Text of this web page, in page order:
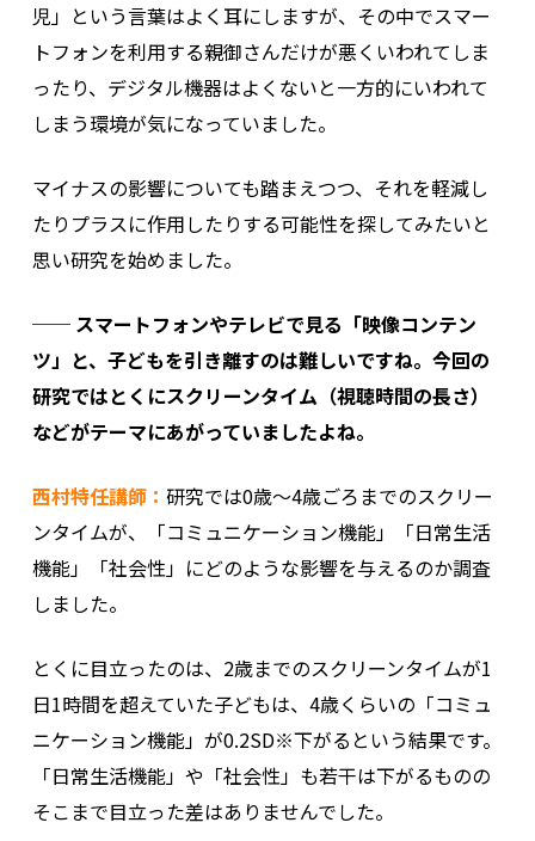
児」という言葉はよく耳にしますが、その中でスマー
トフォンを利用する親御さんだけが悪くいわれてしま
ったり、デジタル機器はよくないと一方的にいわれて
しまう環境が気になっていました。
マイナスの影響についても踏まえつつ、それを軽減し
たりプラスに作用したりする可能性を探してみたいと
思い研究を始めました。
── スマートフォンやテレビで見る「映像コンテン
ツ」と、子どもを引き離すのは難しいですね。今回の
研究ではとくにスクリーンタイム（視聴時間の長さ）
などがテーマにあがっていましたよね。
西村特任講師： 研究では0歳〜4歳ごろまでのスクリー
ンタイムが、「コミュニケーション機能」「日常生活
機能」「社会性」にどのような影響を与えるのか調査
しました。
とくに目立ったのは、2歳までのスクリーンタイムが1
日1時間を超えていた子どもは、4歳くらいの「コミュ
ニケーション機能」が0.2SD※下がるという結果です。
「日常生活機能」や「社会性」も若干は下がるものの
そこまで目立った差はありませんでした。